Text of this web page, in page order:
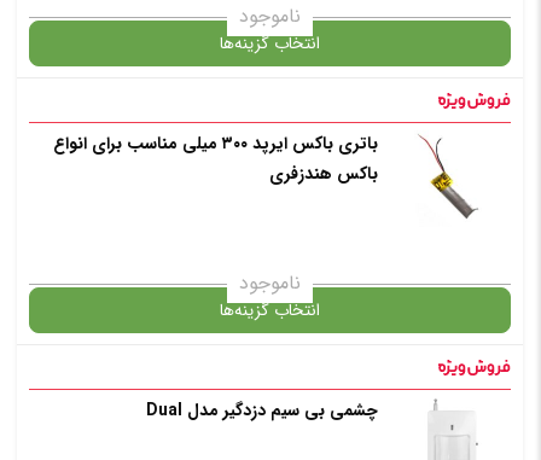
✧ چت با پشتیبان واتس آپ
ناموجود
انتخاب گزینه‌ها
در حال حاضر این محصول در انبار موجود نیست و در دسترس نمی باشد.
✧ چت با پشتیبان واتس آپ
باتری باکس ایرپد ۳۰۰ میلی مناسب برای انواع
باکس هندزفری
ناموجود
انتخاب گزینه‌ها
گارانتی چشمی بی سیم دزدگیر مدل Dual